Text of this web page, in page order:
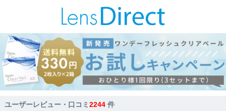
ユーザーレビュー・口コミ2244 件